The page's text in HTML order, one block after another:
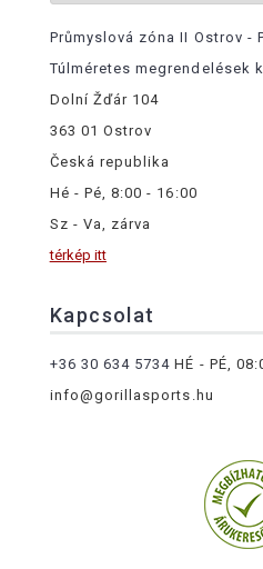
Průmyslová zóna II Ostrov -
Túlméretes megrendelések
Dolní Žďár 104
363 01 Ostrov
Česká republika
Hé - Pé, 8:00 - 16:00
Sz - Va, zárva
térkép itt
Kapcsolat
+36 30 634 5734 HÉ - PÉ,
info@gorillasports.hu